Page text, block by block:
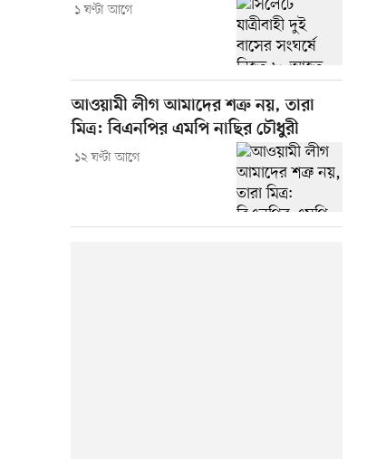
১ ঘণ্টা আগে
আওয়ামী লীগ আমাদের শত্রু নয়, তারা
মিত্র: বিএনপির এমপি নাছির চৌধুরী
১২ ঘণ্টা আগে